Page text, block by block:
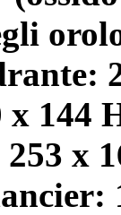
x 144
x